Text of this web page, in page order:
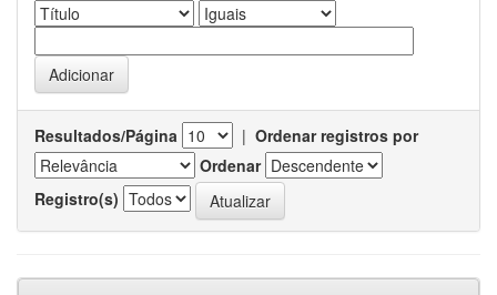
Resultados/Página | Ordenar registros por
Ordenar
Registro(s)